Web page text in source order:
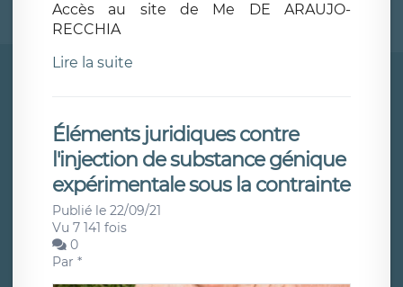
Accès au site de Me DE ARAUJO-
RECCHIA
Lire la suite
Éléments juridiques contre
l'injection de substance génique
expérimentale sous la contrainte
Publié le 22/09/21
Vu 7 141 fois
0
Par *